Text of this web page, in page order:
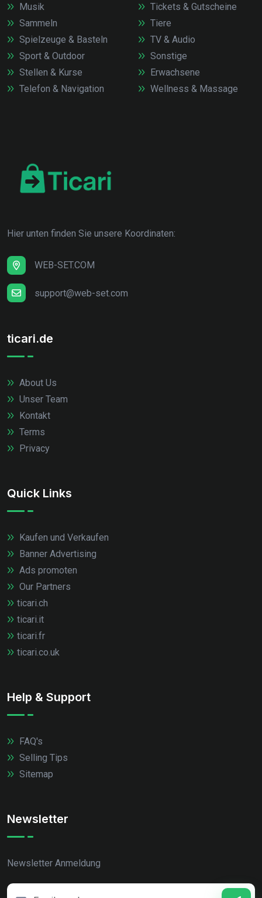
Musik
Sammeln
Spielzeuge & Basteln
Sport & Outdoor
Stellen & Kurse
Telefon & Navigation
Tickets & Gutscheine
Tiere
TV & Audio
Sonstige
Erwachsene
Wellness & Massage
Hier unten finden Sie unsere Koordinaten:
WEB-SET.COM
support@web-set.com
ticari.de
About Us
Unser Team
Kontakt
Terms
Privacy
Quick Links
Kaufen und Verkaufen
Banner Advertising
Ads promoten
Our Partners
ticari.ch
ticari.it
ticari.fr
ticari.co.uk
Help & Support
FAQ's
Selling Tips
Sitemap
Newsletter
Newsletter Anmeldung